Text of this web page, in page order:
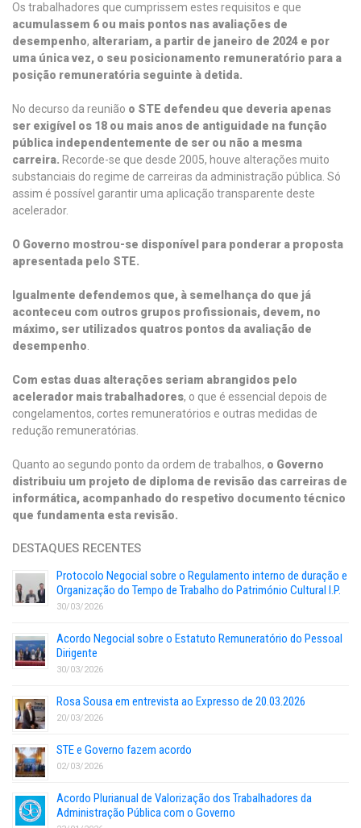
Os trabalhadores que cumprissem estes requisitos e que
acumulassem 6 ou mais pontos nas avaliações de
desempenho, alterariam, a partir de janeiro de 2024 e por
uma única vez, o seu posicionamento remuneratório para a
posição remuneratória seguinte à detida.
No decurso da reunião o STE defendeu que deveria apenas
ser exigível os 18 ou mais anos de antiguidade na função
pública independentemente de ser ou não a mesma
carreira. Recorde-se que desde 2005, houve alterações muito
substanciais do regime de carreiras da administração pública. Só
assim é possível garantir uma aplicação transparente deste
acelerador.
O Governo mostrou-se disponível para ponderar a proposta
apresentada pelo STE.
Igualmente defendemos que, à semelhança do que já
aconteceu com outros grupos profissionais, devem, no
máximo, ser utilizados quatros pontos da avaliação de
desempenho
Com estas duas alterações seriam abrangidos pelo
acelerador mais trabalhadores, o que é essencial depois de
congelamentos, cortes remuneratórios e outras medidas de
redução remuneratórias.
Quanto ao segundo ponto da ordem de trabalhos, o Governo
distribuiu um projeto de diploma de revisão das carreiras de
informática, acompanhado do respetivo documento técnico
que fundamenta esta revisão.
DESTAQUES RECENTES
Protocolo Negocial sobre o Regulamento interno de duração e
Organização do Tempo de Trabalho do Património Cultural I.P.
30/03/2026
Acordo Negocial sobre o Estatuto Remuneratório do Pessoal
Dirigente
30/03/2026
Rosa Sousa em entrevista ao Expresso de 20.03.2026
20/03/2026
STE e Governo fazem acordo
02/03/2026
Acordo Plurianual de Valorização dos Trabalhadores da
Administração Pública com o Governo